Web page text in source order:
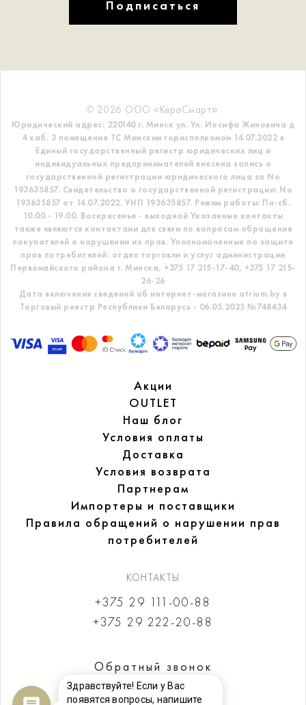
Подписаться
© 2026 ООО «КераСмарт».
Юридический адрес: 220140 г. Минск ул. Ул. Иосифа Жиновича д
4 каб. 3 помещение ТС Минским горисполкомом 14.07.2022 в
Единый государственный регистр юридических лиц и
индивидуальных предпринимателей внесена запись о
государственной регистрации юридического лица за No
193635857. Свидетельство о государственной регистрации: No
193635857 от 14.07.2022. УНП 193635857. Режим работы: Пн-сб.
10.00 - 19.00. Воскресенье - выходной Указанные контакты
также являются контактами для связи по вопросам обращения
покупателей о нарушении их прав. Уполномоченные по защите
прав потребителей: отдел торговли и услуг администрации
Первомайского района г. Минска, +375 17 215-17-40, +375 17 215-
26-26
Дата включения сведений об интернет-магазине atrium.by в
Торговый реестр Республики Беларусь - 06.05.2025 №748434
Акции
OUTLET
Наш блог
Условия оплаты
Доставка
Условия возврата
Партнерам
Импортеры и поставщики
Правила обращений о нарушении прав
потребителей
КОНТАКТЫ
+375 29 111-00-88
+375 29 222-20-88
Обратный звонок
Здравствуйте! Если у Вас
появятся вопросы, напишите